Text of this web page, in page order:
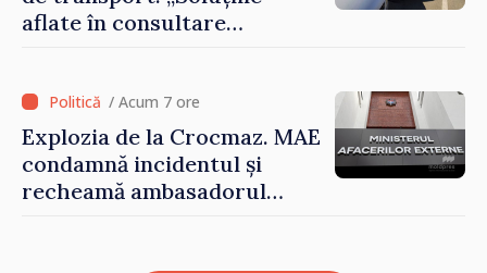
aflate în consultare
sigure, regulate și
accesibile”
/ Acum 7 ore
Explozia de la Crocmaz. MAE
condamnă incidentul și
recheamă ambasadorul